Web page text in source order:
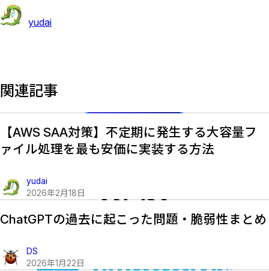
yudai
関連記事
【AWS SAA対策】不定期に発生する大容量フ
ァイル処理を最も安価に実装する方法
yudai
2026年2月 18 日
ChatGPTの過去に起こった問題・脆弱性まとめ
DS
2026年1月 22 日